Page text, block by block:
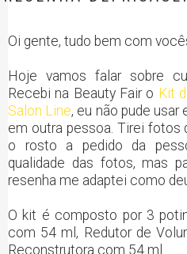
Oi gente, tudo bem com
Hoje vamos falar sobre
Recebi na Beauty Fair o Kit
Salon Line, eu não pude
em outra pessoa. Tirei fotos
o rosto a pedido da
qualidade das fotos, mas
resenha me adaptei como
O kit é composto por 3
com 54 ml, Redutor de
Reconstrutora com 54 ml.